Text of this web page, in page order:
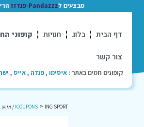
מבצעים לPandazzz-פנדזז הריהוט
דף הבית בלוג חנויות קופוני
צור קשר
קופונים חמים באתר : איסימו ,פנדה ,אייס ,
ICOUPONS > ING SPORT / אי אן ג'י ספורט